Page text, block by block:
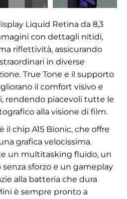
Liquid Retina da 8,3
con dettagli nitidi,
riflettività, assicurando
in diverse
True Tone e il supporto
il comfort visivo e
rendendo piacevoli tutte le
alla visione di film.
il chip A15 Bionic, che offre
grafica velocissima.
un multitasking fluido, un
sforzo e un gameplay
alla batteria che dura
è sempre pronto a